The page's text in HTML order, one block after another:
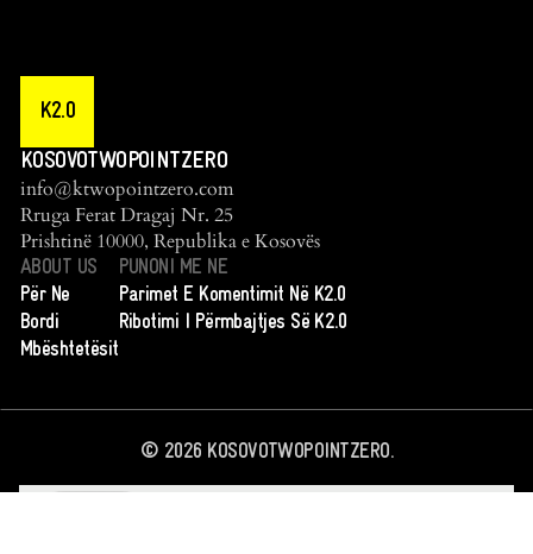
K2.0
KOSOVOTWOPOINTZERO
info@ktwopointzero.com
Rruga Ferat Dragaj Nr. 25
Prishtinë 10000, Republika e Kosovës
ABOUT US
Për Ne
Bordi
Mbështetësit
PUNONI ME NE
Parimet E Komentimit Në K2.0
Ribotimi I Përmbajtjes Së K2.0
© 2026KOSOVOTWOPOINTZERO.